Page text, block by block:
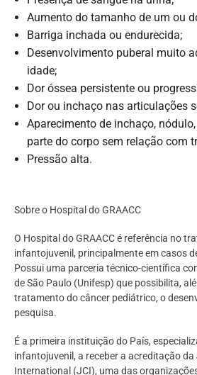
Aumento do tamanho de um ou
Barriga inchada ou endurecida;
Desenvolvimento puberal muito
idade;
Dor óssea persistente ou
Dor ou inchaço nas articulações
Aparecimento de inchaço,
parte do corpo sem relação com
Pressão alta.
Sobre o Hospital do GRAACC
O Hospital do GRAACC é referência no
infantojuvenil, principalmente em casos
Possui uma parceria técnico-científica
de São Paulo (Unifesp) que possibilita,
tratamento do câncer pediátrico, o
pesquisa.
É a primeira instituição do País,
infantojuvenil, a receber a acreditação
International (JCI), uma das